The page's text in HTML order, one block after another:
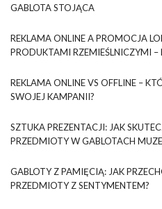
GABLOTA STOJĄCA
REKLAMA ONLINE A PROMOCJA
PRODUKTAMI RZEMIEŚLNICZYMI –
REKLAMA ONLINE VS OFFLINE –
SWOJEJ KAMPANII?
SZTUKA PREZENTACJI: JAK
PRZEDMIOTY W GABLOTACH
GABLOTY Z PAMIĘCIĄ: JAK
PRZEDMIOTY Z SENTYMENTEM?